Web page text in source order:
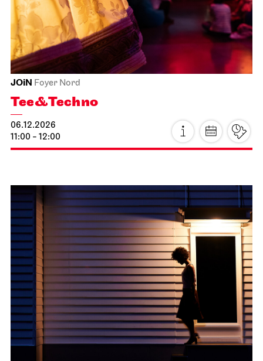
06.12.2026
11:00
JOiN Foyer Nord
Tee&Techno
06.12.2026
11:00 - 12:00